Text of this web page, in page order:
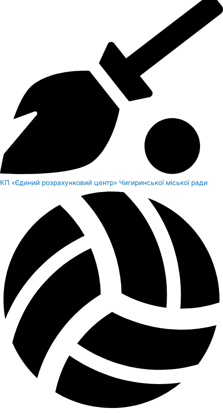
КП «Єдиний розрахунковий центр» Чигиринської міської ради